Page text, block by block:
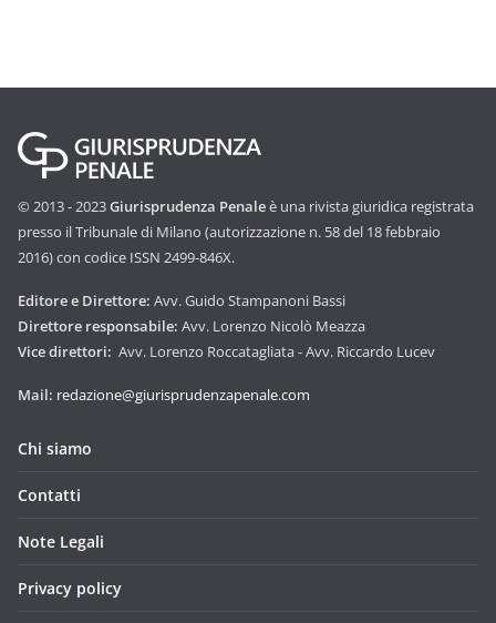
© 2013 - 2023Giurisprudenza Penaleè una rivista giuridica registrata
presso il Tribunale di Milano (autorizzazione n. 58 del 18 febbraio
2016) con codice ISSN 2499-846X.
Editore e Direttore: Avv. Guido Stampanoni Bassi
Direttore responsabile: Avv. Lorenzo Nicolò Meazza
Vice direttori: Avv. Lorenzo Roccatagliata - Avv. Riccardo Lucev
Mail: redazione@giurisprudenzapenale.com
Chi siamo
Contatti
Note Legali
Privacy policy